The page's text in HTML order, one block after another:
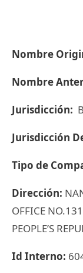
Nombre
Nombre
Jurisdicción:
Jurisdicción
Tipo de
Dirección:
OFFICE
PEOPLE’S
Id Interno: